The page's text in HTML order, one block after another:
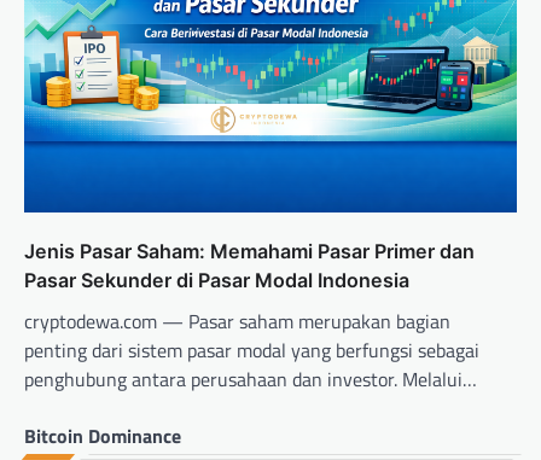
Jenis Pasar Saham: Memahami Pasar Primer dan
Pasar Sekunder di Pasar Modal Indonesia
cryptodewa.com — Pasar saham merupakan bagian
penting dari sistem pasar modal yang berfungsi sebagai
penghubung antara perusahaan dan investor. Melalui…
Bitcoin Dominance